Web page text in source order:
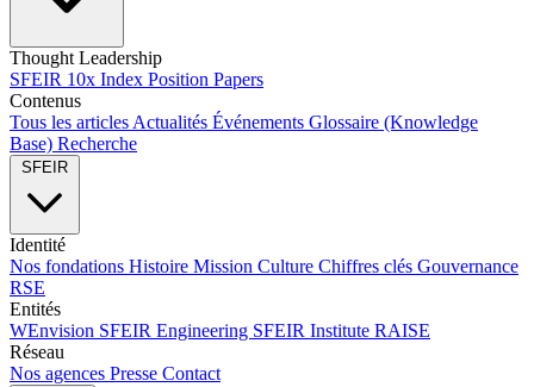
Thought Leadership
SFEIR 10x Index Position Papers
Contenus
Tous les articles Actualités Événements Glossaire (Knowledge
Base) Recherche
SFEIR
Identité
Nos fondations Histoire Mission Culture Chiffres clés Gouvernance
RSE
Entités
WEnvision SFEIR Engineering SFEIR Institute RAISE
Réseau
Nos agences Presse Contact